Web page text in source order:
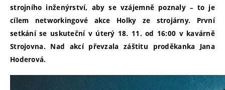
strojního inženýrství, aby se vzájemně poznaly – to je
cílem networkingové akce Holky ze strojárny. První
setkání se uskuteční v úterý 18. 11. od 16:00 v kavárně
Strojovna. Nad akcí převzala záštitu proděkanka Jana
Hoderová.